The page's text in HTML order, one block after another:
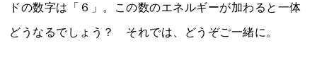
ドの数字は「６」。この数のエネルギーが加わると一体
どうなるでしょう？ それでは、どうぞご一緒に。